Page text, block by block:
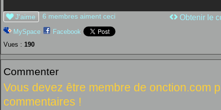
J'aime 6 membres aiment ceci
MySpace
Facebook
Vues : 190
Obtenir le
Commenter
Vous devez être membre de onction.com
commentaires !